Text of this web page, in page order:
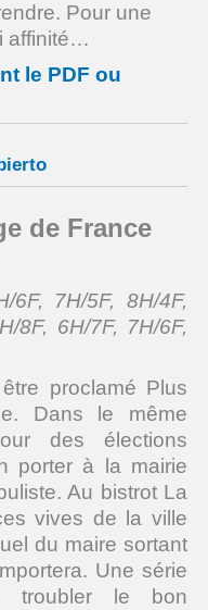
Pour une
affinité…
le PDF ou
de France
6F, 7H/5F, 8H/4F,
8F, 6H/7F, 7H/6F,
proclamé Plus
Dans le même
des élections
porter à la mairie
Au bistrot La
vives de la ville
du maire sortant
Une série
troubler le bon